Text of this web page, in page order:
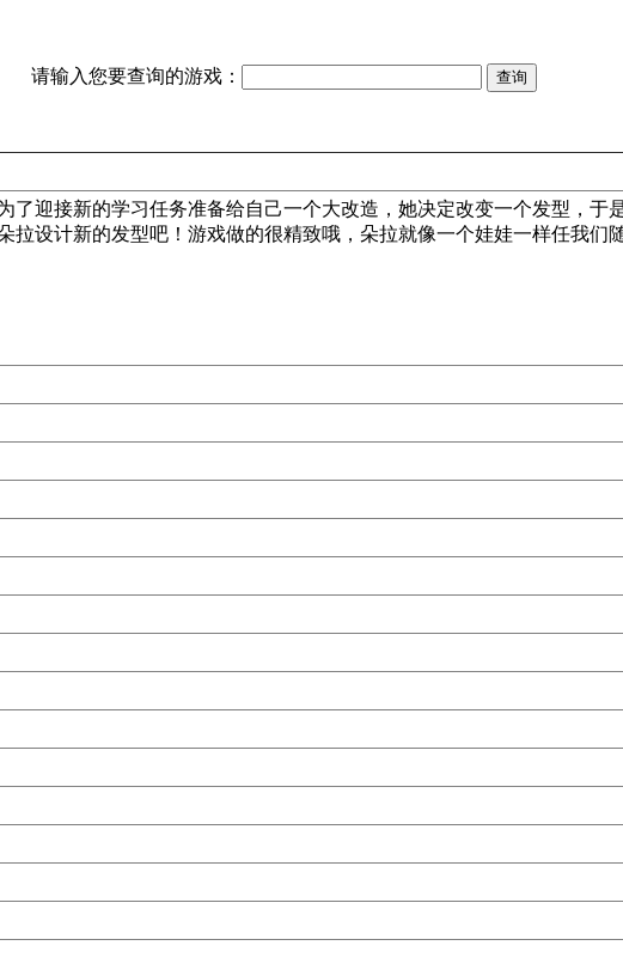
请输入您要查询的游戏：
了迎接新的学习任务准备给自己一个大改造，她决定改变一个发型，于
设计新的发型吧！游戏做的很精致哦，朵拉就像一个娃娃一样任我们